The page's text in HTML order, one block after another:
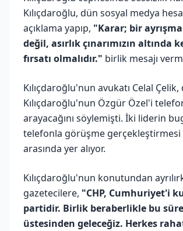
Kılıçdaroğlu, dün sosyal medya
açıklama yapıp, "Karar; bir
değil, asırlık çınarımızın altında
fırsatı olmalıdır." birlik mesajı
Kılıçdaroğlu'nun avukatı Celal Çelik,
Kılıçdaroğlu'nun Özgür Özel'i
arayacağını söylemişti. İki liderin
telefonla görüşme
arasında yer alıyor.
Kılıçdaroğlu'nun konutundan
gazetecilere, "CHP, Cumhuriyet'i
partidir. Birlik beraberlikle bu
üstesinden geleceğiz. Herkes